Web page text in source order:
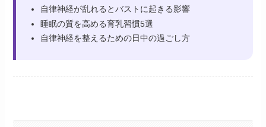
自律神経が乱れるとバストに起きる影響
睡眠の質を高める育乳習慣5選
自律神経を整えるための日中の過ごし方